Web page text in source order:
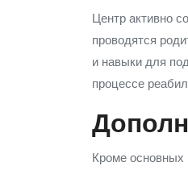
Центр активно
проводятся
и навыки для
процессе
Кроме основных